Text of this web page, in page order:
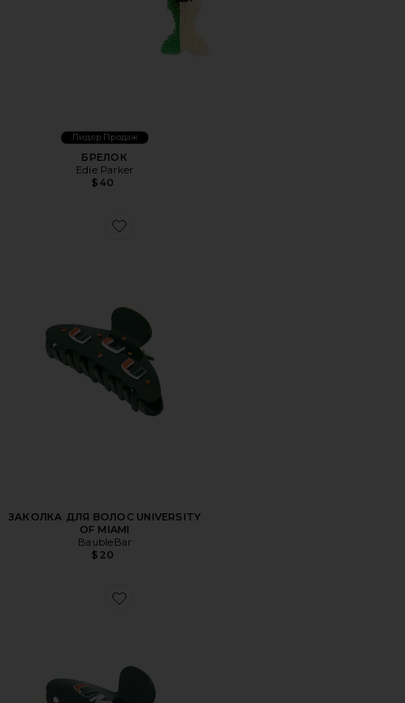
Лидер Продаж
БРЕЛОК
Edie Parker
$40
Favorite ЗАКОЛКА ДЛЯ ВОЛОС UNIVERSITY OF MIAMI
ЗАКОЛКА ДЛЯ ВОЛОС UNIVERSITY
OF MIAMI
BaubleBar
$20
Favorite ЗАКОЛКА ДЛЯ ВОЛОС UNIVERSITY OF MIAMI